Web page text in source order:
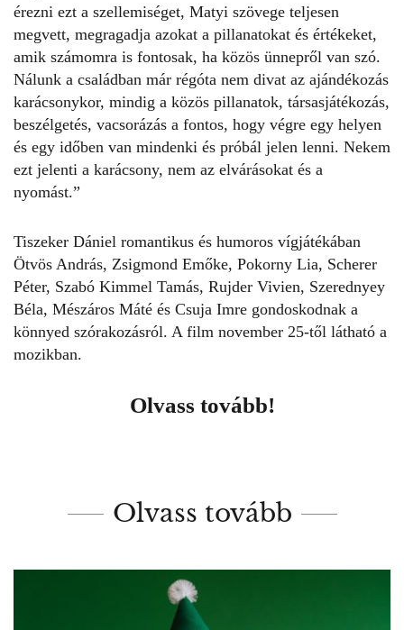
érezni ezt a szellemiséget, Matyi szövege teljesen
megvett, megragadja azokat a pillanatokat és értékeket,
amik számomra is fontosak, ha közös ünnepről van szó.
Nálunk a családban már régóta nem divat az ajándékozás
karácsonykor, mindig a közös pillanatok, társasjátékozás,
beszélgetés, vacsorázás a fontos, hogy végre egy helyen
és egy időben van mindenki és próbál jelen lenni. Nekem
ezt jelenti a karácsony, nem az elvárásokat és a
nyomást.”
Tiszeker Dániel romantikus és humoros vígjátékában
Ötvös András, Zsigmond Emőke, Pokorny Lia, Scherer
Péter, Szabó Kimmel Tamás, Rujder Vivien, Szerednyey
Béla, Mészáros Máté és Csuja Imre gondoskodnak a
könnyed szórakozásról. A film november 25-től látható a
mozikban.
Olvass tovább!
Olvass tovább